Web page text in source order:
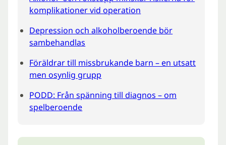
komplikationer vid operation
Depression och alkoholberoende bör
sambehandlas
Föräldrar till missbrukande barn – en utsatt
men osynlig grupp
PODD: Från spänning till diagnos – om
spelberoende